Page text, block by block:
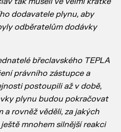
dodavatele plynu, aby
odběratelům dodávky
břeclavského TEPLA
právního zástupce a
postoupili až v době,
plynu budou pokračovat
rovněž věděli, za jakých
mnohem silnější reakci